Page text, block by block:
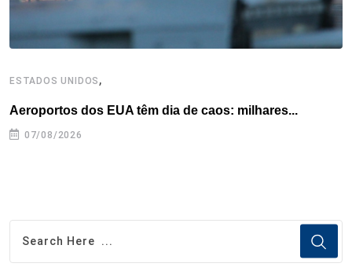
ESTADOS UNIDOS ,
Aeroportos dos EUA têm dia de caos: milhares...
07/08/2026